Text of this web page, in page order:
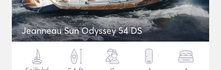
Jeanneau Sun Odyssey 54 DS